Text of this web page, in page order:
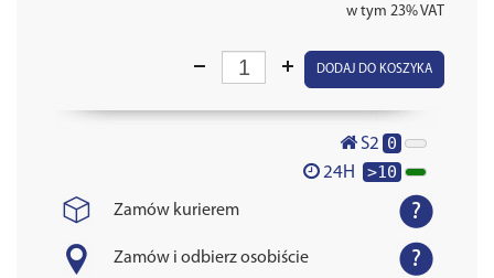
w tym 23% VAT
DODAJ DO KOSZYKA
S2 0
24H >10
Zamów kurierem
Zamów i odbierz osobiście